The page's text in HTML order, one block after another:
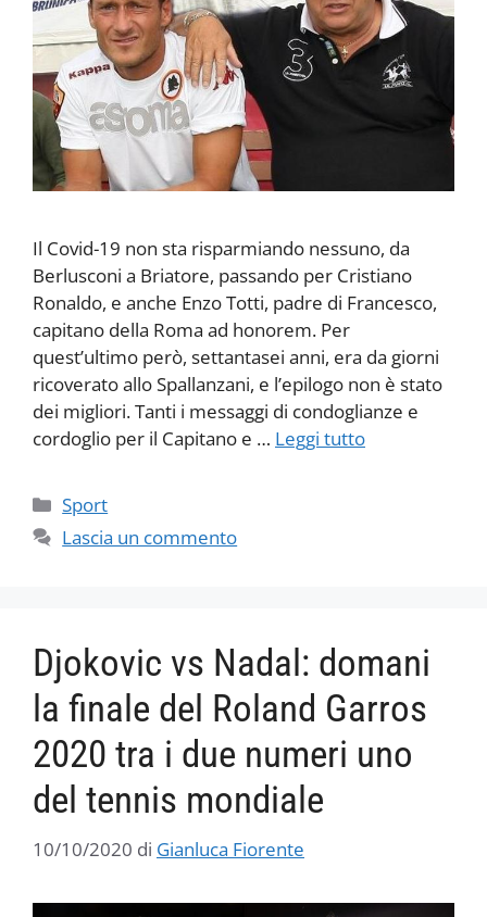
Il Covid-19 non sta risparmiando nessuno, da
Berlusconi a Briatore, passando per Cristiano
Ronaldo, e anche Enzo Totti, padre di Francesco,
capitano della Roma ad honorem. Per
quest’ultimo però, settantasei anni, era da giorni
ricoverato allo Spallanzani, e l’epilogo non è stato
dei migliori. Tanti i messaggi di condoglianze e
cordoglio per il Capitano e … Leggi tutto
Categorie
Sport
Lascia un commento
Djokovic vs Nadal: domani
la finale del Roland Garros
2020 tra i due numeri uno
del tennis mondiale
10/10/2020 di Gianluca Fiorente